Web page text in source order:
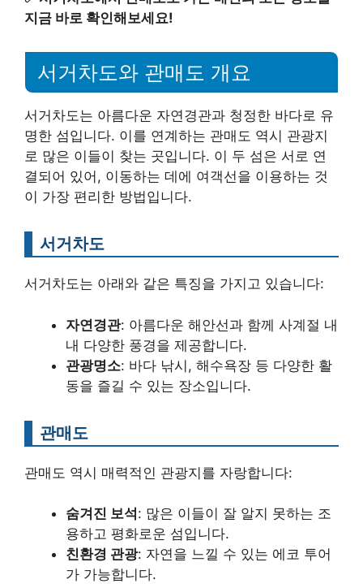
지금 바로 확인해보세요!
서거차도와 관매도 개요
서거차도는 아름다운 자연경관과 청정한 바다로 유
명한 섬입니다. 이를 연계하는 관매도 역시 관광지
로 많은 이들이 찾는 곳입니다. 이 두 섬은 서로 연
결되어 있어, 이동하는 데에 여객선을 이용하는 것
이 가장 편리한 방법입니다.
서거차도
서거차도는 아래와 같은 특징을 가지고 있습니다:
자연경관: 아름다운 해안선과 함께 사계절 내
내 다양한 풍경을 제공합니다.
관광명소: 바다 낚시, 해수욕장 등 다양한 활
동을 즐길 수 있는 장소입니다.
관매도
관매도 역시 매력적인 관광지를 자랑합니다:
숨겨진 보석 : 많은 이들이 잘 알지 못하는 조
용하고 평화로운 섬입니다.
친환경 관광: 자연을 느낄 수 있는 에코 투어
가 가능합니다.